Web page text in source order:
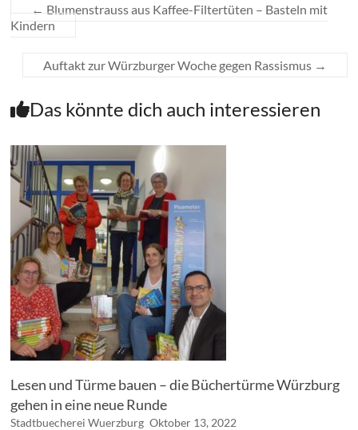
← Blumenstrauss aus Kaffee-Filtertüten – Basteln mit
Kindern
Auftakt zur Würzburger Woche gegen Rassismus →
Das könnte dich auch interessieren
Lesen und Türme bauen – die Büchertürme Würzburg
gehen in eine neue Runde
Stadtbuecherei Wuerzburg Oktober 13, 2022